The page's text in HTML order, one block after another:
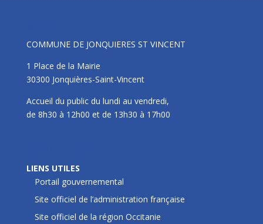
COMMUNE DE JONQUIERES ST VINCENT
1 Place de la Mairie
30300 Jonquières-Saint-Vincent
Accueil du public du lundi au vendredi,
de 8h30 à 12h00 et de 13h30 à 17h00
LIENS UTILES
Portail gouvernemental
Site officiel de l’administration française
Site officiel de la région Occitanie